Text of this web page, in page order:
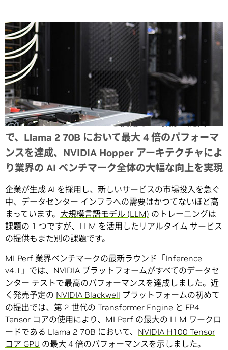
Share
NVIDIA Blackwell GPU を使用した最初の提出
で、Llama 2 70B において最大 4 倍のパフォーマ
ンスを達成、NVIDIA Hopper アーキテクチャによ
り業界の AI ベンチマーク全体の大幅な向上を実現
企業が生成 AI を採用し、新しいサービスの市場投入を急ぐ
中、データセンター インフラへの需要はかつてないほど高
まっています。 大規模言語モデル (LLM) のトレーニングは
課題の 1 つですが、LLM を活用したリアルタイム サービス
の提供もまた別の課題です。
MLPerf 業界ベンチマークの最新ラウンド「Inference
v4.1」では、NVIDIA プラットフォームがすべてのデータセ
ンター テストで最高のパフォーマンスを達成しました。近
く発売予定の NVIDIA Blackwell プラットフォームの初めて
の提出では、第 2 世代の Transformer Engine と FP4
Tensor コアの使用により、MLPerf の最大の LLM ワークロ
ードである Llama 2 70B において、 NVIDIA H100 Tensor
コア GPU の最大 4 倍のパフォーマンスを示しました。